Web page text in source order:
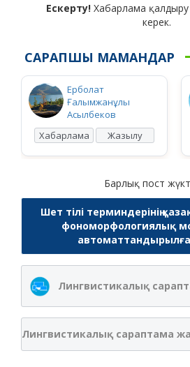
Ескерту!Хабарлама қалдыру
керек.
САРАПШЫ МАМАНДАР
Ерболат
Ғалымжанұлы
Асылбеков
Хабарлама
Жазылу
Барлық пост
Шет тілі терминдерінің
фономорфологиялық
Лингвистикалық
Лингвистикалық сараптама